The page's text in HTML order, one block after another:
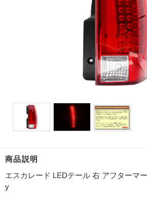
商品説明
エスカレード LEDテール 右 アフターマ
y